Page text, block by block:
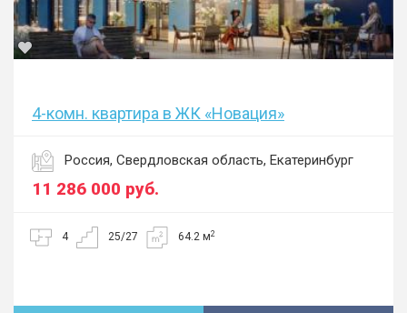
4-комн. квартира в ЖК «Новация»
Россия, Свердловская область, Екатеринбург
11 286 000 руб.
4 25/27 64.2 м2